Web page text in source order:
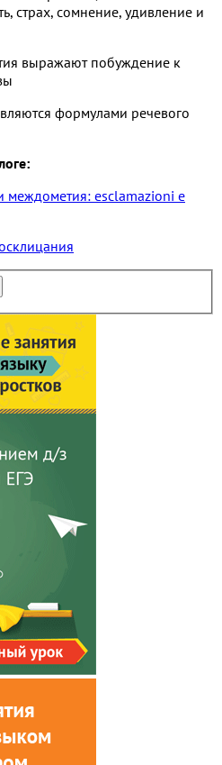
страх, сомнение, удивление и
выражают побуждение к
формулами речевого
междометия: esclamazioni e